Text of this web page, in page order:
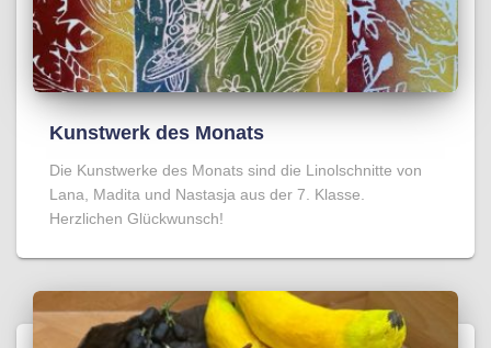
Kunstwerk des Monats
Die Kunstwerke des Monats sind die Linolschnitte von
Lana, Madita und Nastasja aus der 7. Klasse.
Herzlichen Glückwunsch!